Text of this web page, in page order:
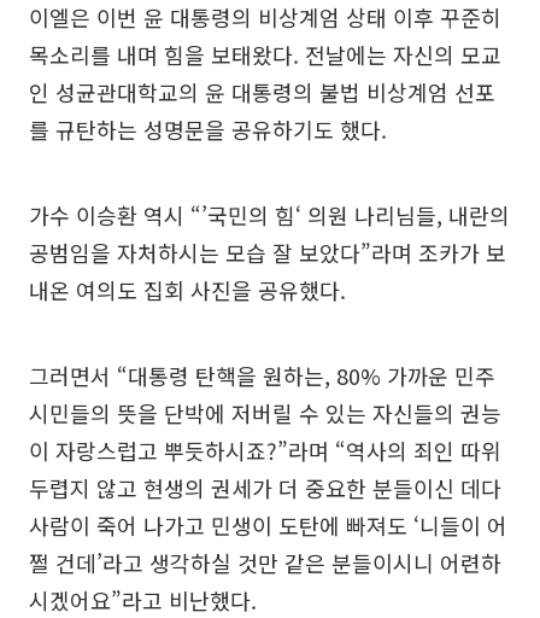
이엘은 이번 윤 대통령의 비상계엄 상태 이후 꾸준히
목소리를 내며 힘을 보태왔다. 전날에는 자신의 모교
인 성균관대학교의 윤 대통령의 불법 비상계엄 선포
를 규탄하는 성명문을 공유하기도 했다.
가수 이승환 역시 “’국민의 힘‘ 의원 나리님들, 내란의
공범임을 자처하시는 모습 잘 보았다”라며 조카가 보
내온 여의도 집회 사진을 공유했다.
그러면서 “대통령 탄핵을 원하는, 80% 가까운 민주
시민들의 뜻을 단박에 저버릴 수 있는 자신들의 권능
이 자랑스럽고 뿌듯하시죠?”라며 “역사의 죄인 따위
두렵지 않고 현생의 권세가 더 중요한 분들이신 데다
사람이 죽어 나가고 민생이 도탄에 빠져도 ‘니들이 어
쩔 건데’라고 생각하실 것만 같은 분들이시니 어련하
시겠어요”라고 비난했다.